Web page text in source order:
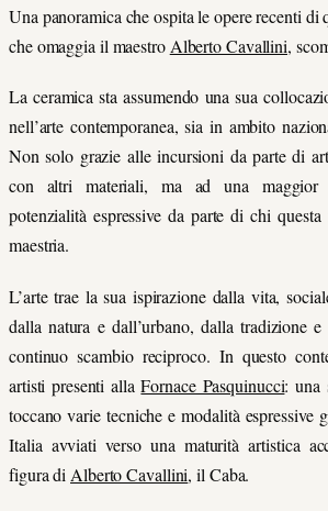
Una panoramica che ospita le opere recenti di
che omaggia il maestroAlberto Cavallini,
La ceramica sta assumendo una sua
nell’arte contemporanea, sia in ambito
Non solo grazie alle incursioni da parte di
con altri materiali, ma ad una maggior
potenzialità espressive da parte di chi
maestria.
L’arte trae la sua ispirazione dalla vita,
dalla natura e dall’urbano, dalla tradizione
continuo scambio reciproco. In questo
artisti presenti allaFornace Pasquinucci: una
toccano varie tecniche e modalità espressive
Italia avviati verso una maturità artistica
figura di Alberto Cavallini, il Caba.